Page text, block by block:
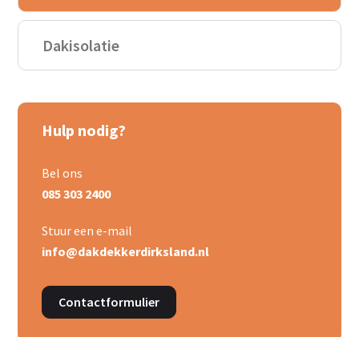
Dakisolatie
Hulp nodig?
Bel ons
085 303 2400
Stuur een e-mail
info@dakdekkerdirksland.nl
Contactformulier